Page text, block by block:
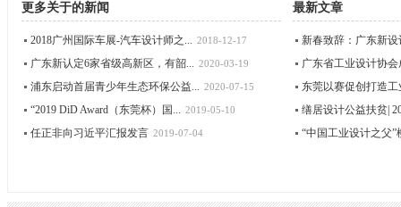
更多关于的新闻
2018广州国际车展-汽车设计师之... 2018-12-17
广东新认定6家省级高新区，有韶... 2020-03-19
浦东启动首届青少年生态环保公益... 2020-07-15
“2019 DiD Award（东莞杯）国... 2019-05-10
任正非向习近平汇报发言 2019-07-04
最新文章
新春致辞：广东新
广东省工业设计协会
东莞以赛促创打造
缮居设计公益扶贫|
“中国工业设计之父”